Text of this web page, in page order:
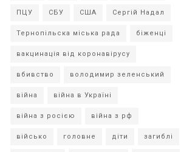
ПЦУ СБУ США Сергій Надал
Тернопільска міська рада біженці
вакцинація від коронавірусу
вбивство володимир зеленський
війна війна в Україні
війна з росією війна з рф
військо головне діти загиблі